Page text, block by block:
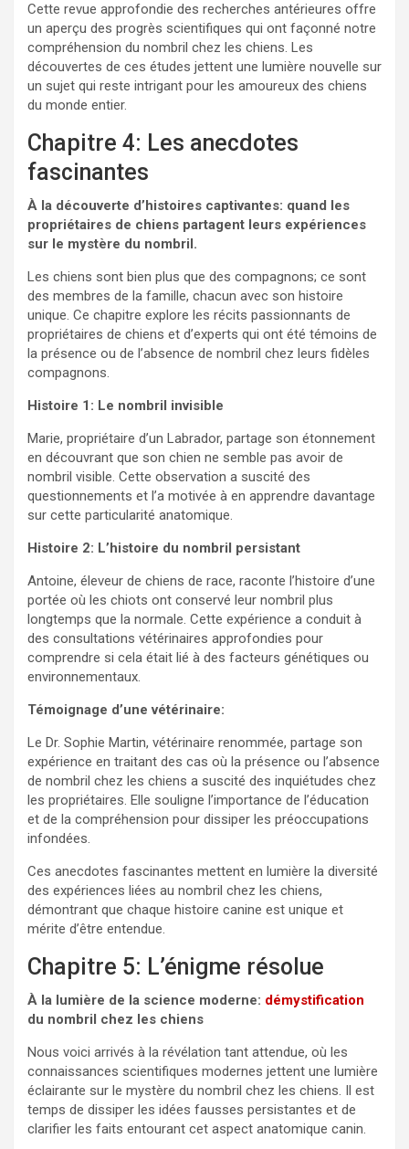
Cette revue approfondie des recherches antérieures offre
un aperçu des progrès scientifiques qui ont façonné notre
compréhension du nombril chez les chiens. Les
découvertes de ces études jettent une lumière nouvelle sur
un sujet qui reste intrigant pour les amoureux des chiens
du monde entier.
Chapitre 4: Les anecdotes
fascinantes
À la découverte d’histoires captivantes: quand les
propriétaires de chiens partagent leurs expériences
sur le mystère du nombril.
Les chiens sont bien plus que des compagnons; ce sont
des membres de la famille, chacun avec son histoire
unique. Ce chapitre explore les récits passionnants de
propriétaires de chiens et d’experts qui ont été témoins de
la présence ou de l’absence de nombril chez leurs fidèles
compagnons.
Histoire 1: Le nombril invisible
Marie, propriétaire d’un Labrador, partage son étonnement
en découvrant que son chien ne semble pas avoir de
nombril visible. Cette observation a suscité des
questionnements et l’a motivée à en apprendre davantage
sur cette particularité anatomique.
Histoire 2: L’histoire du nombril persistant
Antoine, éleveur de chiens de race, raconte l’histoire d’une
portée où les chiots ont conservé leur nombril plus
longtemps que la normale. Cette expérience a conduit à
des consultations vétérinaires approfondies pour
comprendre si cela était lié à des facteurs génétiques ou
environnementaux.
Témoignage d’une vétérinaire:
Le Dr. Sophie Martin, vétérinaire renommée, partage son
expérience en traitant des cas où la présence ou l’absence
de nombril chez les chiens a suscité des inquiétudes chez
les propriétaires. Elle souligne l’importance de l’éducation
et de la compréhension pour dissiper les préoccupations
infondées.
Ces anecdotes fascinantes mettent en lumière la diversité
des expériences liées au nombril chez les chiens,
démontrant que chaque histoire canine est unique et
mérite d’être entendue.
Chapitre 5: L’énigme résolue
À la lumière de la science moderne: démystification
du nombril chez les chiens
Nous voici arrivés à la révélation tant attendue, où les
connaissances scientifiques modernes jettent une lumière
éclairante sur le mystère du nombril chez les chiens. Il est
temps de dissiper les idées fausses persistantes et de
clarifier les faits entourant cet aspect anatomique canin.